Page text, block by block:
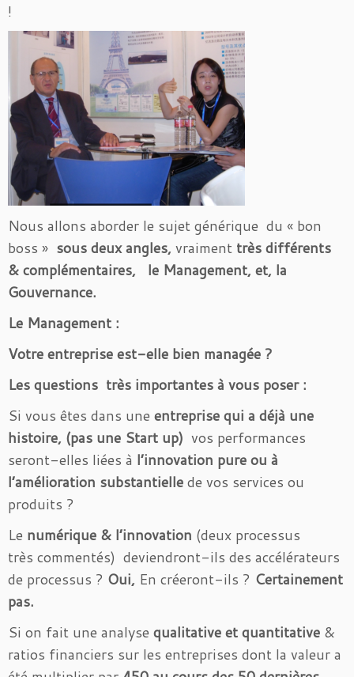
!
Nous allons aborder le sujet générique du « bon
boss » sous deux angles, vraiment très différents
& complémentaires,
le Management, et, la
Gouvernance.
Le Management :
Votre entreprise est-elle bien managée ?
Les questions très importantes à vous poser :
Si vous êtes dans une entreprise qui a déjà une
histoire, (pas une Start up) vos performances
seront-elles liées à l’innovation pure ou à
l’amélioration substantiellede vos services ou
produits ?
Le numérique & l’innovation (deux processus
très commentés) deviendront-ils des accélérateurs
de processus ? Oui, En créeront-ils ? Certainement
pas.
Si on fait une analyse qualitative et quantitative &
ratios financiers sur les entreprises dont la valeur a